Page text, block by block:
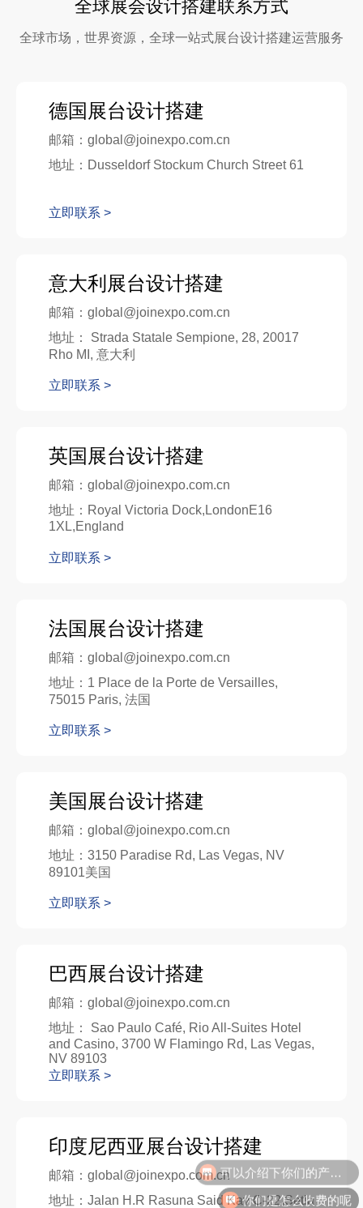
全球展会设计搭建联系方式
全球市场，世界资源，全球一站式展台设计搭建运营服务
德国展台设计搭建
邮箱：global@joinexpo.com.cn
地址：Dusseldorf Stockum Church Street 61
立即联系 >
意大利展台设计搭建
邮箱：global@joinexpo.com.cn
地址： Strada Statale Sempione, 28, 20017
Rho MI, 意大利
立即联系 >
英国展台设计搭建
邮箱：global@joinexpo.com.cn
地址：Royal Victoria Dock,LondonE16
1XL,England
立即联系 >
法国展台设计搭建
邮箱：global@joinexpo.com.cn
地址：1 Place de la Porte de Versailles,
75015 Paris, 法国
立即联系 >
美国展台设计搭建
邮箱：global@joinexpo.com.cn
地址：3150 Paradise Rd, Las Vegas, NV
89101美国
立即联系 >
巴西展台设计搭建
邮箱：global@joinexpo.com.cn
地址： Sao Paulo Café, Rio All-Suites Hotel
and Casino, 3700 W Flamingo Rd, Las Vegas,
NV 89103
立即联系 >
印度尼西亚展台设计搭建
邮箱：global@joinexpo.com.cn
地址：Jalan H.R Rasuna Said Kav C-22,Setia
可以介绍下你们的产品么
你们是怎么收费的呢